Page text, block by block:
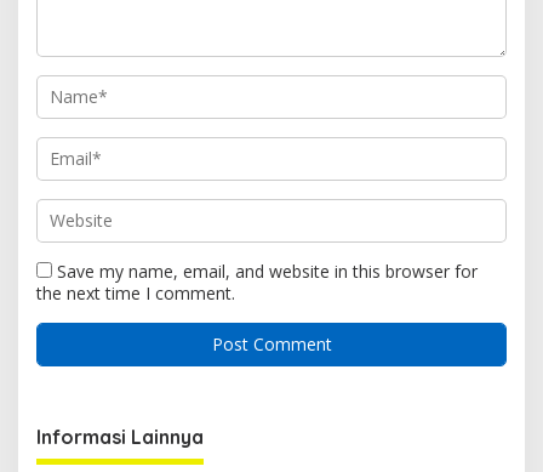
Save my name, email, and website in this browser for
the next time I comment.
Informasi Lainnya